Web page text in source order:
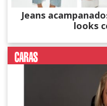
Jeans
looks